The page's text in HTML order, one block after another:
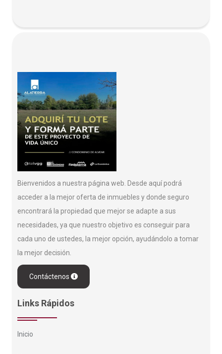
Bienvenidos a nuestra página web. Desde aquí podrá
acceder a la mejor oferta de inmuebles y donde seguro
encontrará la propiedad que mejor se adapte a sus
necesidades, ya que nuestro objetivo es conseguir para
cada uno de ustedes, la mejor opción, ayudándolo a tomar
la mejor decisión.
Contáctenos
Links Rápidos
Inicio